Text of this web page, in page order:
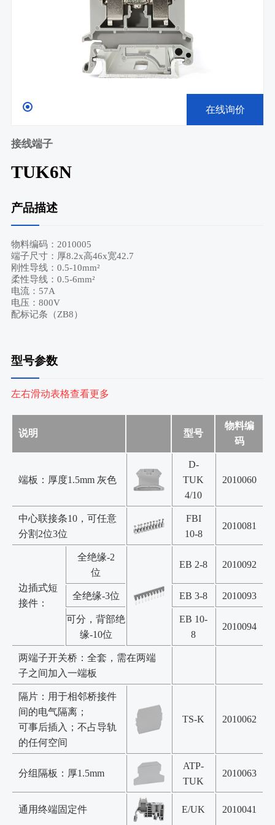
在线询价
接线端子
TUK6N
产品描述
物料编码：2010005
端子尺寸：厚8.2x高46x宽42.7
刚性导线：0.5-10mm²
柔性导线：0.5-6mm²
电流：57A
电压：800V
配标记条（ZB8）
型号参数
左右滑动表格查看更多
说明 型号
物料编
码
端板：厚度1.5mm 灰色
D-
TUK
4/10
2010060
中心联接条10，可任意
分割2位3位
FBI
10-8
2010081
边插式短
接件：
全绝缘-2
位
EB 2-8 2010092
全绝缘-3位 EB 3-8 2010093
可分，背部绝
缘-10位
EB 10-
8
2010094
两端子开关桥：全套，需在两端
子之间加入一端板
隔片：用于相邻桥接件
间的电气隔离；
可事后插入；不占导轨
的任何空间
TS-K 2010062
分组隔板：厚1.5mm
ATP-
TUK
2010063
通用终端固定件 E/UK 2010041